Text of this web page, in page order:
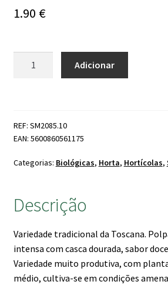
1.90 €
Degli
Bio
Adicionar
REF: SM2085.10
EAN: 5600860561175
Categorias: Biológicas, Horta, Hortícolas,
Descrição
Variedade tradicional da Toscana.
intensa com casca dourada, sabor
Variedade muito produtiva, com
médio, cultiva-se em condições